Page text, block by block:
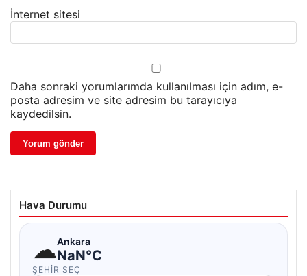
İnternet sitesi
Daha sonraki yorumlarımda kullanılması için adım, e-
posta adresim ve site adresim bu tarayıcıya
kaydedilsin.
Hava Durumu
☁Ankara
NaN°C
ŞEHIR SEÇ